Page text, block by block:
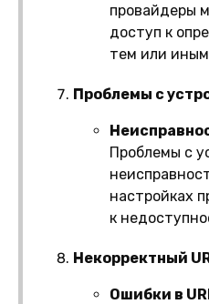
провайдеры
доступ к
тем или
Проблемы с
Проблемы с
настройках
к
Некорректный
Ошибки в